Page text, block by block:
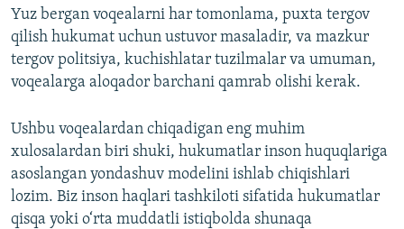
Yuz bergan voqealarni har tomonlama, puxta tergov
qilish hukumat uchun ustuvor masaladir, va mazkur
tergov politsiya, kuchishlatar tuzilmalar va umuman,
voqealarga aloqador barchani qamrab olishi kerak.
Ushbu voqealardan chiqadigan eng muhim
xulosalardan biri shuki, hukumatlar inson huquqlariga
asoslangan yondashuv modelini ishlab chiqishlari
lozim. Biz inson haqlari tashkiloti sifatida hukumatlar
qisqa yoki o‘rta muddatli istiqbolda shunaqa